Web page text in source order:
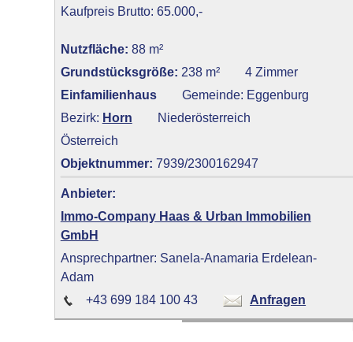
Kaufpreis Brutto: 65.000,-
Nutzfläche: 88 m²
Grundstücksgröße: 238 m²
4 Zimmer
Einfamilienhaus
Gemeinde: Eggenburg
Bezirk: Horn
Niederösterreich
Österreich
Objektnummer: 7939/2300162947
Anbieter:
Immo-Company Haas & Urban Immobilien
GmbH
Ansprechpartner: Sanela-Anamaria Erdelean-
Adam
+43 699 184 100 43
Anfragen